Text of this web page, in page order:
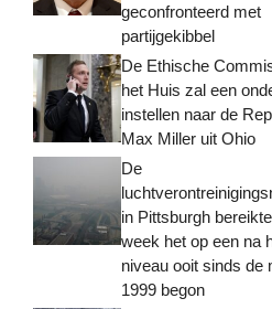
geconfronteerd met
partijgekibbel
De Ethische
het Huis zal een
instellen naar de
Max Miller uit Ohio
De
in Pittsburgh
week het op een na
niveau ooit sinds de
1999 begon